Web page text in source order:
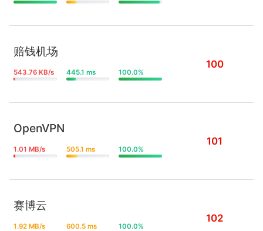
赔钱机场
543.76 KB/s 445.1 ms 100.0%
100
OpenVPN
1.01 MB/s 505.1 ms 100.0%
101
赛博云
1.92 MB/s 600.5 ms 100.0%
102